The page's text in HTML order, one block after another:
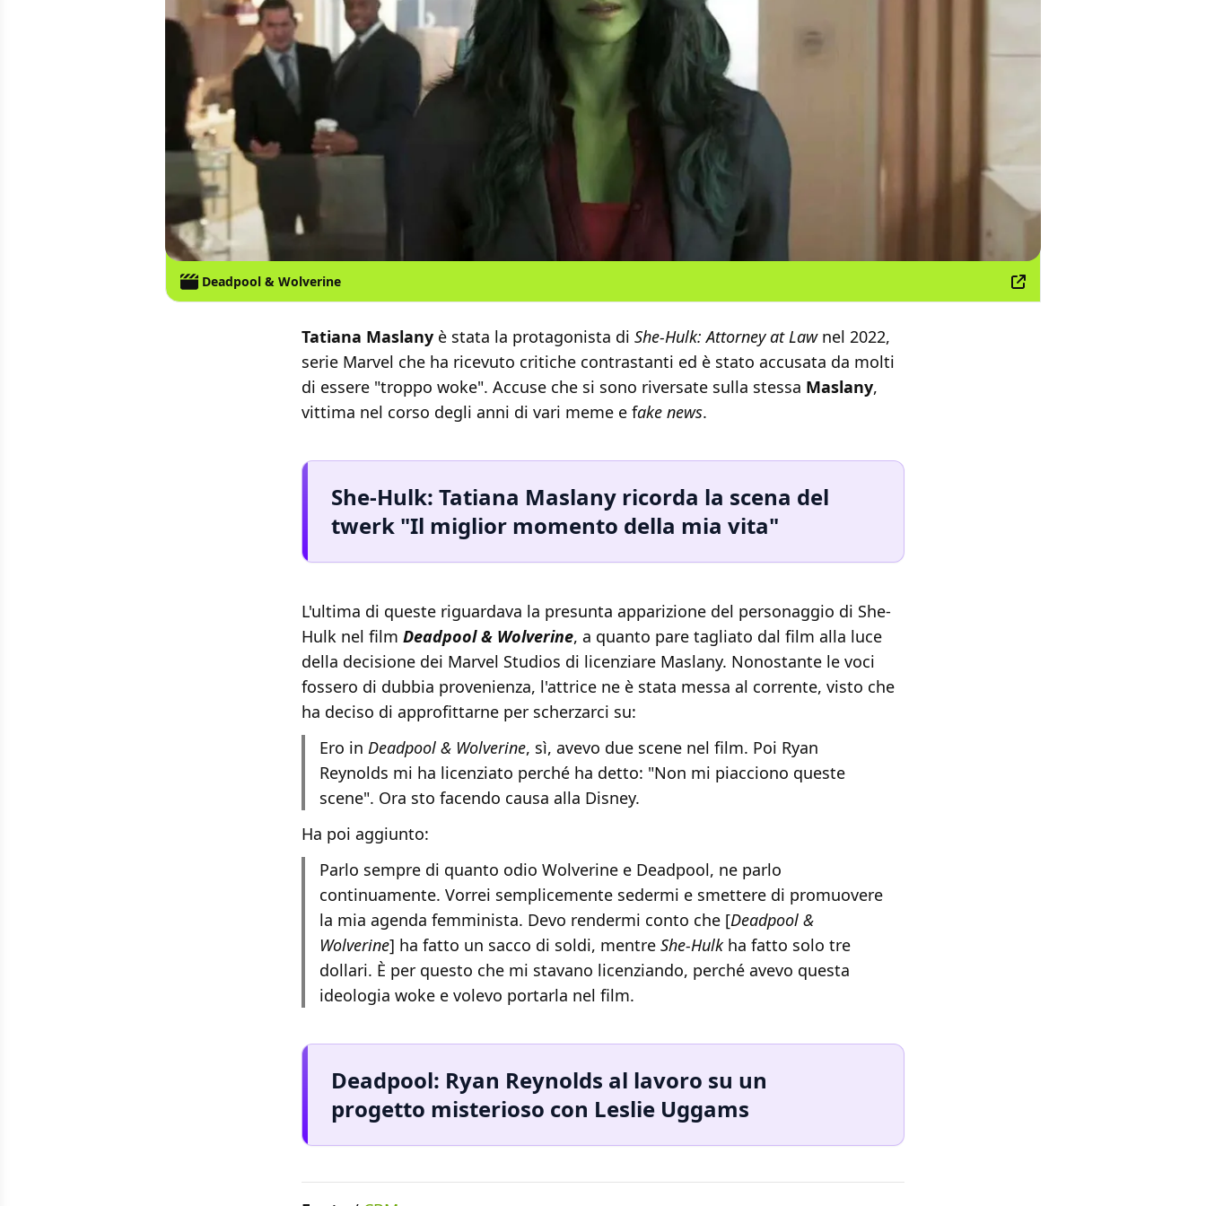
Deadpool & Wolverine
Tatiana Maslany è stata la protagonista di She-Hulk: Attorney at Lawnel 2022,
serie Marvel che ha ricevuto critiche contrastanti ed è stato accusata da molti
di essere "troppo woke". Accuse che si sono riversate sulla stessa Maslany,
vittima nel corso degli anni di vari meme e fake news.
She-Hulk: Tatiana Maslany ricorda la scena del
twerk "Il miglior momento della mia vita"
L'ultima di queste riguardava la presunta apparizione del personaggio di She-
Hulk nel film Deadpool & Wolverine, a quanto pare tagliato dal film alla luce
della decisione dei Marvel Studios di licenziare Maslany. Nonostante le voci
fossero di dubbia provenienza, l'attrice ne è stata messa al corrente, visto che
ha deciso di approfittarne per scherzarci su:
Ero in Deadpool & Wolverine, sì, avevo due scene nel film. Poi Ryan
Reynolds mi ha licenziato perché ha detto: "Non mi piacciono queste
scene". Ora sto facendo causa alla Disney.
Ha poi aggiunto:
Parlo sempre di quanto odio Wolverine e Deadpool, ne parlo
continuamente. Vorrei semplicemente sedermi e smettere di promuovere
la mia agenda femminista. Devo rendermi conto che [Deadpool &
Wolverine] ha fatto un sacco di soldi, mentre She-Hulkha fatto solo tre
dollari. È per questo che mi stavano licenziando, perché avevo questa
ideologia woke e volevo portarla nel film.
Deadpool: Ryan Reynolds al lavoro su un
progetto misterioso con Leslie Uggams